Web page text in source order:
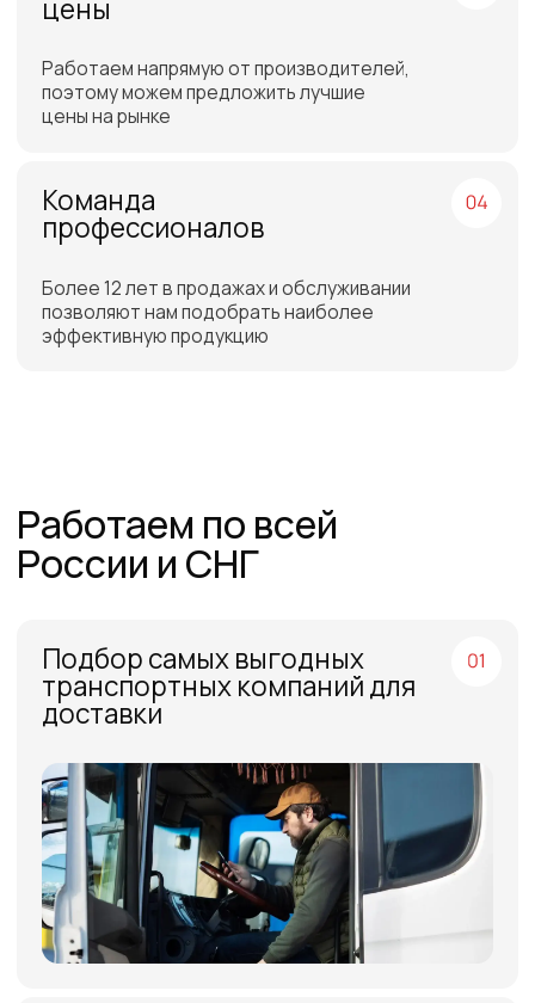
Бесплатная доставка
до склада ТЭК в Санкт-
Петербурге или Москве